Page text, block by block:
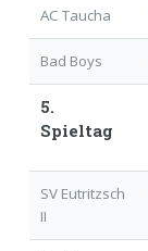
AC Taucha
Bad Boys
5.
Spieltag
SV Eutritzsch
II